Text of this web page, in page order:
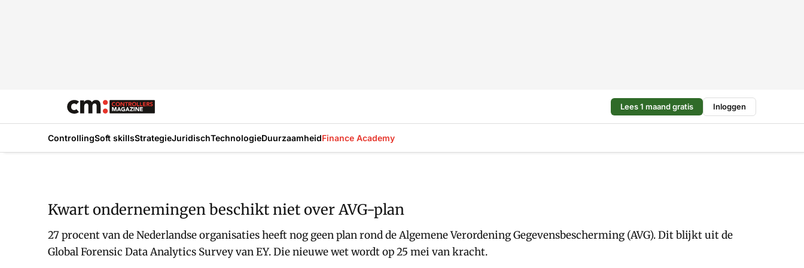
Lees 1 maand gratis Inloggen
ControllingSoft skillsStrategieJuridischTechnologieDuurzaamheidFinance Academy
Kwart ondernemingen beschikt niet over AVG-plan
27 procent van de Nederlandse organisaties heeft nog geen plan rond de Algemene Verordening Gegevensbescherming (AVG). Dit blijkt uit de
Global Forensic Data Analytics Survey van EY. Die nieuwe wet wordt op 25 mei van kracht.